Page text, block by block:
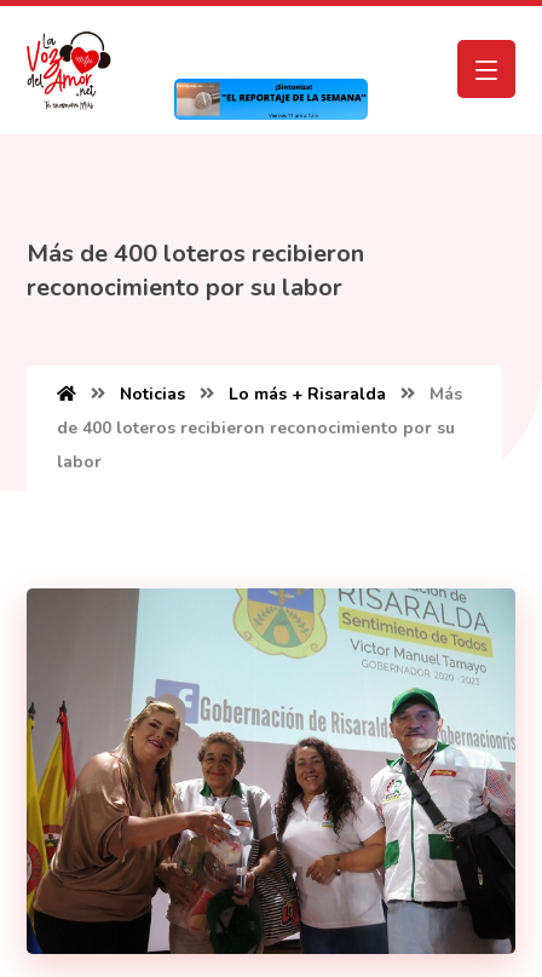
Más de 400 loteros recibieron
reconocimiento por su labor
Noticias Lo más + Risaralda
Más
de 400 loteros recibieron reconocimiento por su
labor